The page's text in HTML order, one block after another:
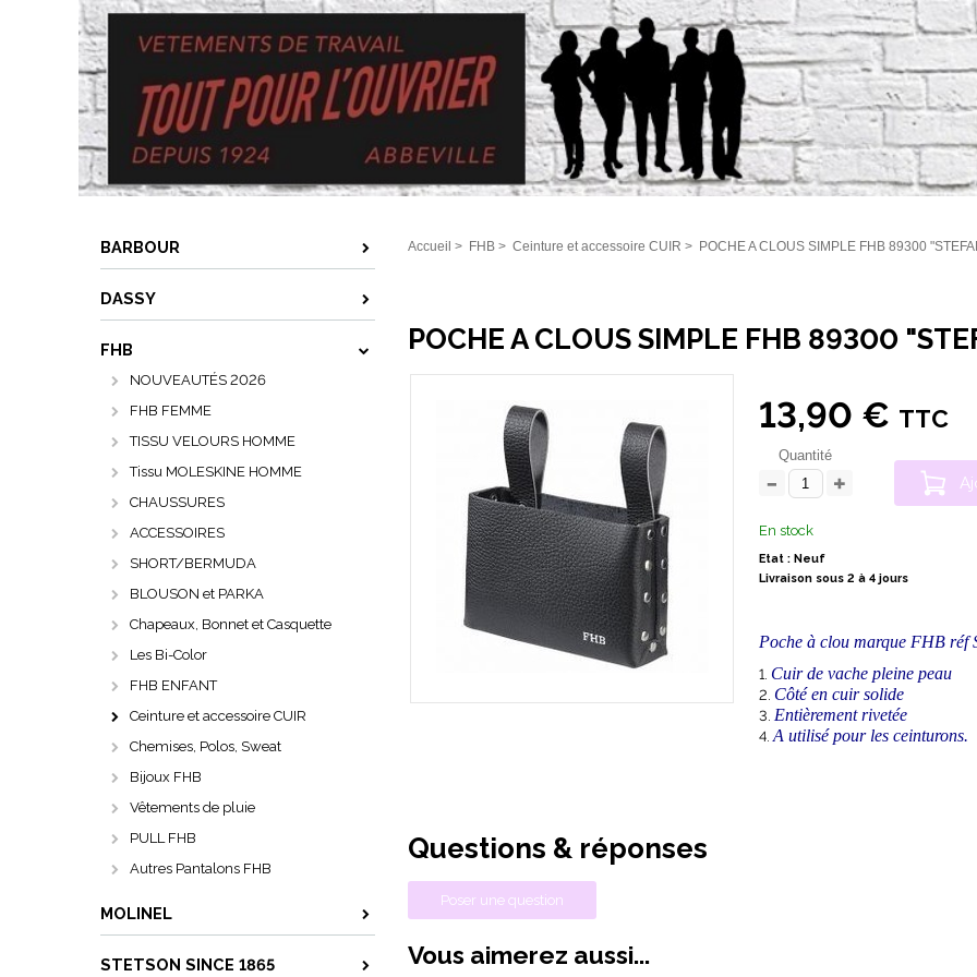
BARBOUR
DASSY
FHB
NOUVEAUTÉS 2026
FHB FEMME
TISSU VELOURS HOMME
Tissu MOLESKINE HOMME
CHAUSSURES
ACCESSOIRES
SHORT/BERMUDA
BLOUSON et PARKA
Chapeaux, Bonnet et Casquette
Les Bi-Color
FHB ENFANT
Ceinture et accessoire CUIR
Chemises, Polos, Sweat
Bijoux FHB
Vêtements de pluie
PULL FHB
Autres Pantalons FHB
MOLINEL
STETSON SINCE 1865
Accueil > FHB > Ceinture et accessoire CUIR > POCHE A CLOUS SIMPLE FHB 89300
POCHE A CLOUS SIMPLE FHB 89300
13,90 € TTC
Quantité
En stock
Etat : Neuf
Livraison sous 2 à 4 jours
Poche à clou marque FHB réf
Cuir de vache pleine peau
Côté en cuir solide
Entièrement rivetée
A utilisé pour les ceinturons.
Questions & réponses
Poser une question
Vous aimerez aussi...